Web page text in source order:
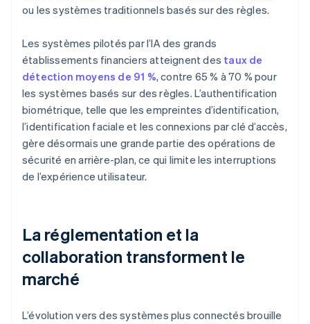
ou les systèmes traditionnels basés sur des règles.
Les systèmes pilotés par l’IA des grands
établissements financiers atteignent des taux de
détection moyens de 91 %, contre 65 % à 70 % pour
les systèmes basés sur des règles. L’authentification
biométrique, telle que les empreintes d’identification,
l’identification faciale et les connexions par clé d’accès,
gère désormais une grande partie des opérations de
sécurité en arrière-plan, ce qui limite les interruptions
de l’expérience utilisateur.
La réglementation et la
collaboration transforment le
marché
L’évolution vers des systèmes plus connectés brouille